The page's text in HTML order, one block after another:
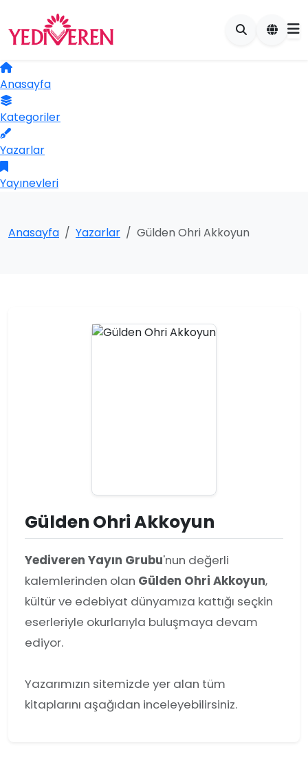
Anasayfa
Kategoriler
Yazarlar
Yayınevleri
Anasayfa Yazarlar Gülden Ohri Akkoyun
Gülden Ohri Akkoyun
Yediveren Yayın Grubu'nun değerli
kalemlerinden olan Gülden Ohri Akkoyun,
kültür ve edebiyat dünyamıza kattığı seçkin
eserleriyle okurlarıyla buluşmaya devam
ediyor.
Yazarımızın sitemizde yer alan tüm
kitaplarını aşağıdan inceleyebilirsiniz.